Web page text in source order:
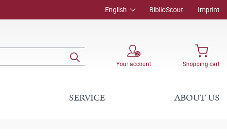
English BiblioScout Imprint
Your account Shopping cart
SERVICE ABOUT US